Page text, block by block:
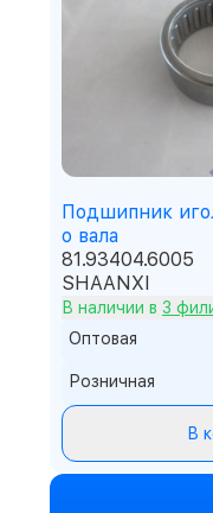
Подшипник
о вала
81.93404.6005
SHAANXI
В наличии в 3
Оптовая
Розничная
В